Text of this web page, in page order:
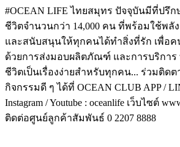
#OCEAN LIFE ไทยสมุทร ปัจจุบันมีที่ปรึ
ชีวิตจำนวนกว่า 14,000 คน ที่พร้อมใช้พลั
และสนับสนุนให้ทุกคนได้ทำสิ่งที่รัก เพื่อค
ด้วยการส่งมอบผลิตภัณฑ์ และการบริการ
ชีวิตเป็นเรื่องง่ายสำหรับทุกคน... ร่วมติด
กิจกรรมดี ๆ ได้ที่ OCEAN CLUB APP /
Instagram / Youtube : oceanlife เว็บไซต์
ติดต่อศูนย์ลูกค้าสัมพันธ์ 0 2207 8888